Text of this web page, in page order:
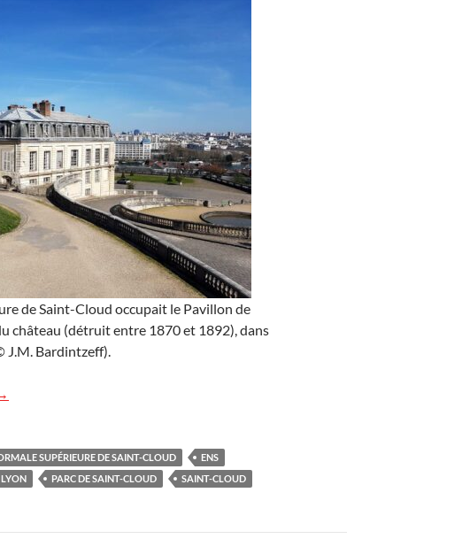
de Saint-Cloud occupait le Pavillon de
château (détruit entre 1870 et 1892), dans
J.M. Bardintzeff).
Normale Supérieure de Saint-Cloud
SUPÉRIEURE DE SAINT-CLOUD
ENS
LYON PARC DE SAINT-CLOUD SAINT-CLOUD